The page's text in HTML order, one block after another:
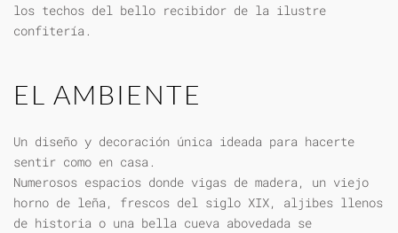
los techos del bello recibidor de la ilustre
confitería.
EL AMBIENTE
Un diseño y decoración única ideada para hacerte
sentir como en casa.
Numerosos espacios donde vigas de madera, un viejo
horno de leña, frescos del siglo XIX, aljibes llenos
de historia o una bella cueva abovedada se